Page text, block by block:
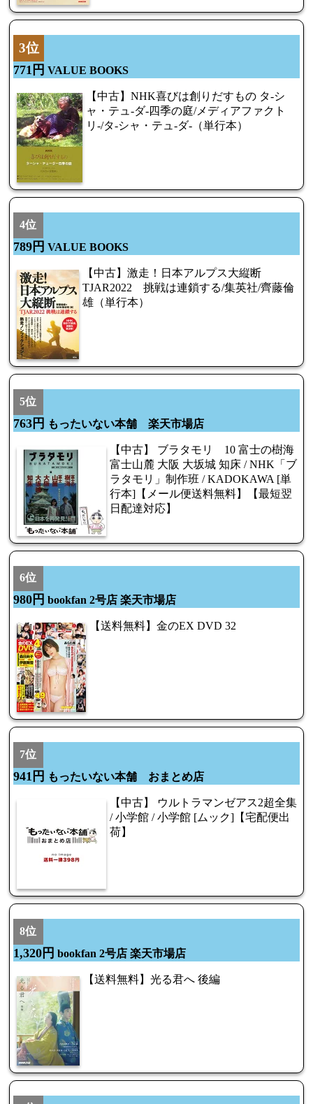
3位
771円 VALUE BOOKS
【中古】NHK喜びは創りだすもの タ-シ
ャ・テュ-ダ-四季の庭/メディアファクト
リ-/タ-シャ・テュ-ダ-（単行本）
4位
789円 VALUE BOOKS
【中古】激走！日本アルプス大縦断
TJAR2022 挑戦は連鎖する/集英社/齊藤倫
雄（単行本）
5位
763円 もったいない本舗 楽天市場店
【中古】 ブラタモリ 10 富士の樹海
富士山麓 大阪 大坂城 知床 / NHK「ブ
ラタモリ」制作班 / KADOKAWA [単
行本]【メール便送料無料】【最短翌
日配達対応】
6位
980円 bookfan 2号店 楽天市場店
【送料無料】金のEX DVD 32
7位
941円 もったいない本舗 おまとめ店
【中古】 ウルトラマンゼアス2超全集
/ 小学館 / 小学館 [ムック]【宅配便出
荷】
8位
1,320円 bookfan 2号店 楽天市場店
【送料無料】光る君へ 後編